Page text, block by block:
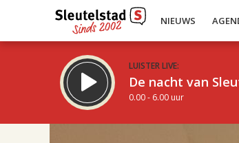
NIEUWS
LUISTER LIVE:
De nacht van
0.00 - 6.00 uur